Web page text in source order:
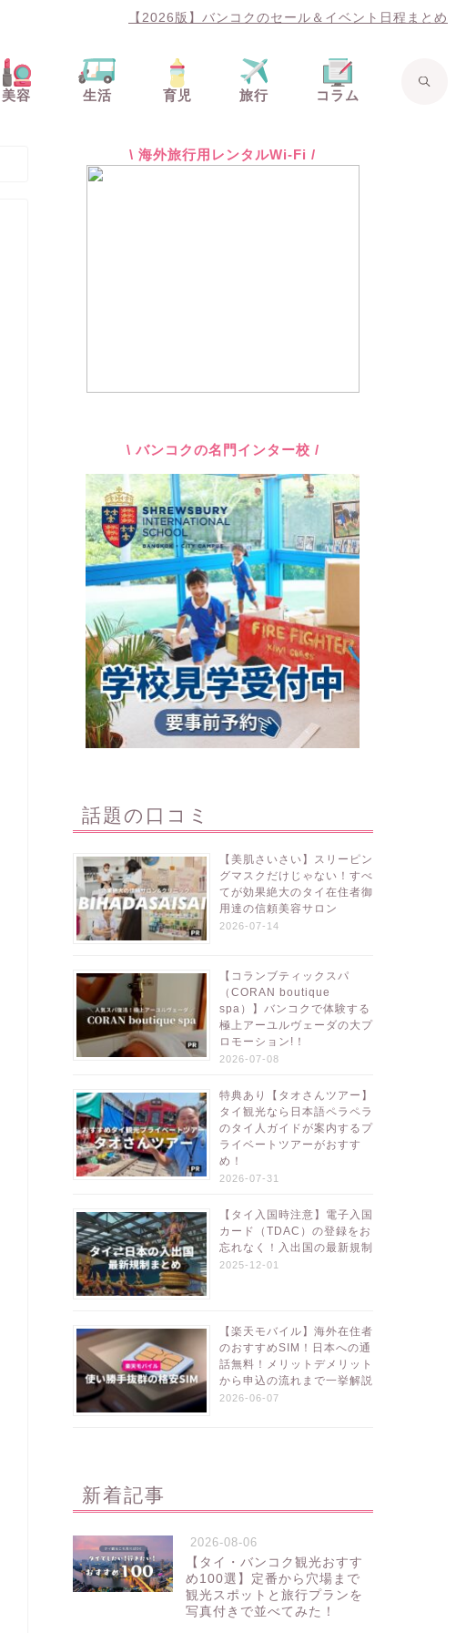
【2026版】バンコクのセール＆イベント日程まとめ
美容 生活 育児 旅行 コラム
\ 海外旅行用レンタルWi-Fi /
\ バンコクの名門インター校 /
話題の口コミ
【美肌さいさい】スリーピン
グマスクだけじゃない！すべ
てが効果絶大のタイ在住者御
用達の信頼美容サロン
2026-07-14
【コランブティックスパ
（CORAN boutique
spa）】バンコクで体験する
極上アーユルヴェーダの大プ
ロモーション!！
2026-07-08
特典あり【タオさんツアー】
タイ観光なら日本語ペラペラ
のタイ人ガイドが案内するプ
ライベートツアーがおすす
め！
2026-07-31
【タイ入国時注意】電子入国
カード（TDAC）の登録をお
忘れなく！入出国の最新規制
2025-12-01
【楽天モバイル】海外在住者
のおすすめSIM！日本への通
話無料！メリットデメリット
から申込の流れまで一挙解説
2026-06-07
新着記事
2026-08-06
【タイ・バンコク観光おすす
め100選】定番から穴場まで
観光スポットと旅行プランを
写真付きで並べてみた！